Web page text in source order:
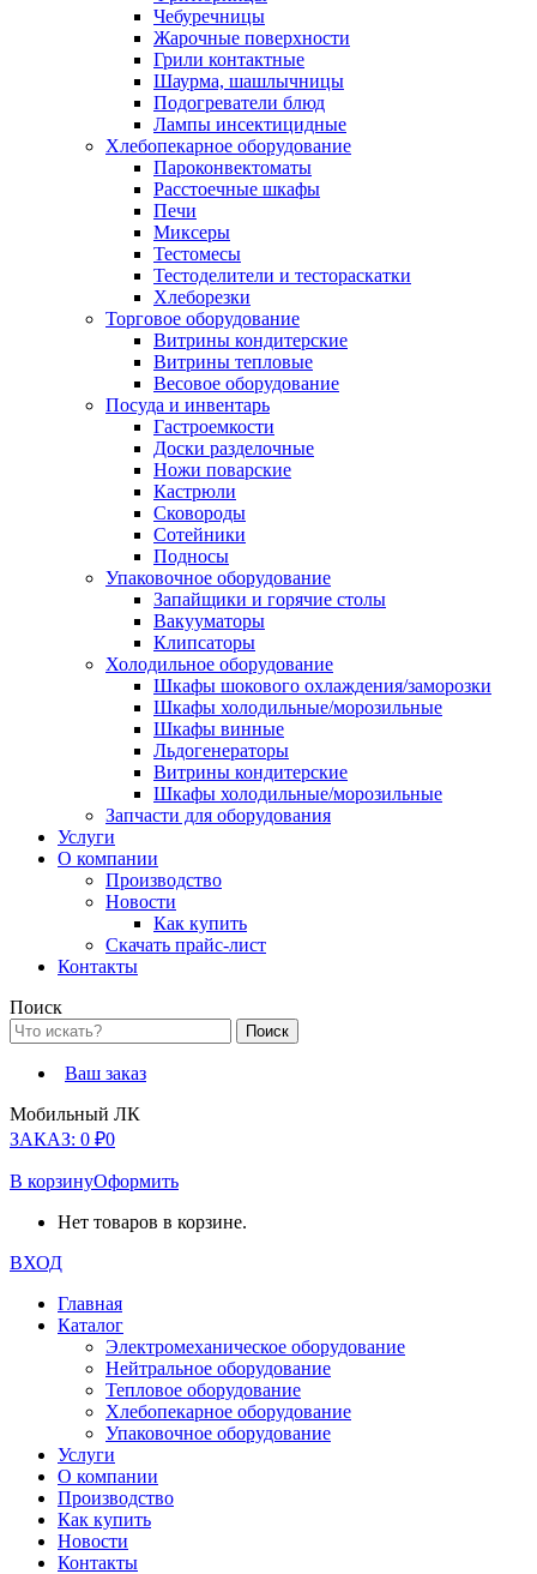
Чебуречницы
Жарочные поверхности
Грили контактные
Шаурма, шашлычницы
Подогреватели блюд
Лампы инсектицидные
Хлебопекарное оборудование
Пароконвектоматы
Расстоечные шкафы
Печи
Миксеры
Тестомесы
Тестоделители и тестораскатки
Хлеборезки
Торговое оборудование
Витрины кондитерские
Витрины тепловые
Весовое оборудование
Посуда и инвентарь
Гастроемкости
Доски разделочные
Ножи поварские
Кастрюли
Сковороды
Сотейники
Подносы
Упаковочное оборудование
Запайщики и горячие столы
Вакууматоры
Клипсаторы
Холодильное оборудование
Шкафы шокового охлаждения/заморозки
Шкафы холодильные/морозильные
Шкафы винные
Льдогенераторы
Витрины кондитерские
Шкафы холодильные/морозильные
Запчасти для оборудования
Услуги
О компании
Производство
Новости
Как купить
Скачать прайс-лист
Контакты
Поиск
Ваш заказ
Мобильный ЛК
ЗАКАЗ: 0 ₽0
В корзинуОформить
Нет товаров в корзине.
ВХОД
Главная
Каталог
Электромеханическое оборудование
Нейтральное оборудование
Тепловое оборудование
Хлебопекарное оборудование
Упаковочное оборудование
Услуги
О компании
Производство
Как купить
Новости
Контакты